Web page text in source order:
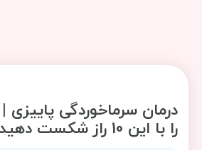
درمان سرماخوردگی پاییزی
را با این 10 راز شکست دهید!